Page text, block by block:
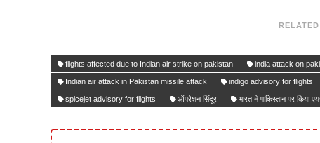
flights affected due to Indian air strike on pakistan india attack on
Indian air attack in Pakistan missile attack indigo advisory for flights
spicejet advisory for flights ऑपरेशन सिंदूर भारत ने पाकिस्तान पर किया